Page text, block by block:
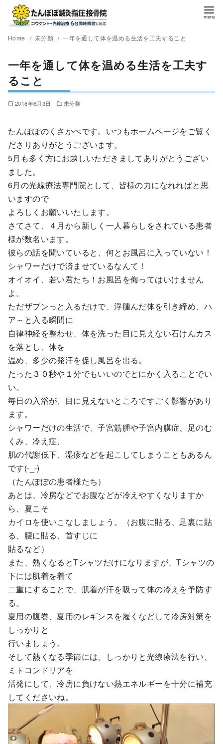
Home 未分類 一年を通して体を温める生活を工夫すること
一年を通して体を温める生活を工夫す
ること
2018年6月3日 未分類
たんぽぽのくさかべです。いつもホームページをご覧く
ださりありがとうございます。
5月も多く方にお越しいただきましてありがとうござい
ました。
6月の光線療法専門院として、皆様の力になれればと思
いますので
よろしくお願いいたします。
さてさて、４月から新しく一人暮らしをされている患者
様が数名います。
彼らの話を聞いていると、何とお風呂に入っていない！
シャワーだけで済ませているなんて！
オイオイ、若い君たち！お風呂を侮ってはいけません
よ。
ただザブンっと入るだけで、浮腫んだ体を引き締め、ハ
ア～と入る瞬間に
自律神経を整わせ、体を洗った目に見えない石けんカス
を落とし、体を
温め、多少の発汗を促し風呂を出る。
たった３０秒や１分でもいいのでとにかく入ることでい
い。
毎日の入浴が、目に見えないところですごく影響があり
ます。
シャワーだけの生活で、子宮筋腫や子宮内膜症、足のむ
くみ、冷え症、
肌の代謝低下、湿疹などを起こしてしまうこともあるん
です(-_-)
（たんぽぽの患者様たち）
あとは、冷房などでお腹などが冷えやすくなりますか
ら、夏こそ
カイロを使いこなしましょう。（お腹に貼る、足裏に貼
る、腰に貼る、首すじに
貼るなど）
また、熱くなるとTシャツだけになりますが、Tシャツの
下には肌着を着て
二重にすることで、肌着が汗を吸って体の冷えを予防す
る。
夏用の腹巻、夏用のレギンスを履くなどして冷房対策を
しっかりと
行いましょう。
そして熱くなる季節には、しっかりと光線療法を行い、
ミトコンドリアを
活発にして、冷房に負けない熱エネルギーを十分に補充
してくださいね。